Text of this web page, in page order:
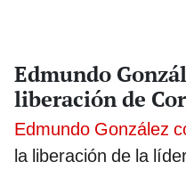
Edmundo
liberación de
Edmundo González
la liberación de la